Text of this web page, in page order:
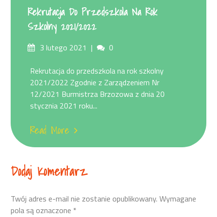
Rekrutacja Do Przedszkola Na Rok
Szkolny 2021/2022
Posted3 lutego 2021 Comments
0
Rekrutacja do przedszkola na rok szkolny
2021/2022 Zgodnie z Zarządzeniem Nr
12/2021 Burmistrza Brzozowa z dnia 20
stycznia 2021 roku...
Read More
Dodaj Komentarz
Twój adres e-mail nie zostanie opublikowany. Wymagane
pola są oznaczone *